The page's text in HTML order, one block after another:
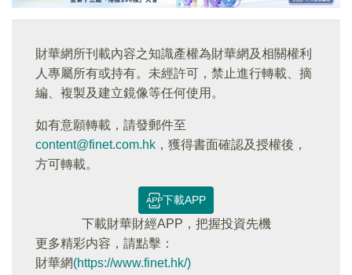
財華網所刊載內容之知識產權為財華網及相關權利
人專屬所有或持有。未經許可，禁止進行轉載、摘
編、複製及建立鏡像等任何使用。
如有意願轉載，請發郵件至
content@finet.com.hk ，獲得書面確認及授權後，
方可轉載。
下載APP
下載財華財經APP，把握投資先機
更多精彩内容，請點擊：
財華網(https://www.finet.hk/)